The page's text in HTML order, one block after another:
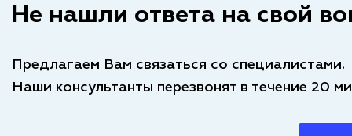
Не нашли ответа на свой
Предлагаем Вам связаться со специалистами.
Наши консультанты перезвонят в течение 20